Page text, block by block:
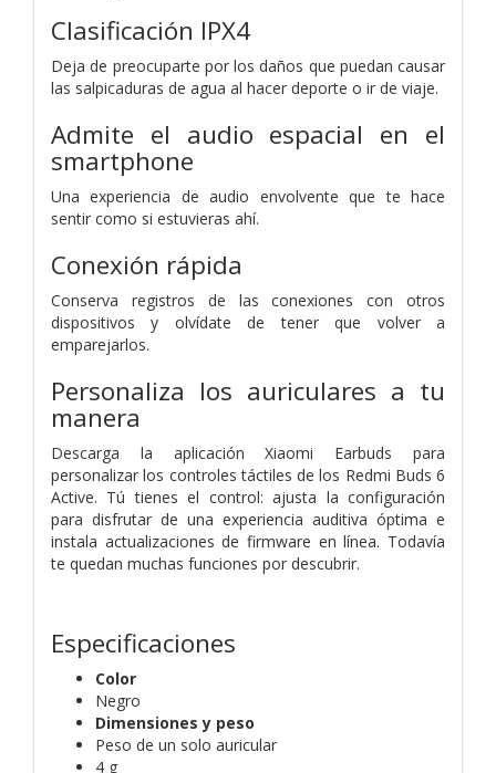
Clasificación IPX4
Deja de preocuparte por los daños que puedan causar
las salpicaduras de agua al hacer deporte o ir de viaje.
Admite el audio espacial en el
smartphone
Una experiencia de audio envolvente que te hace
sentir como si estuvieras ahí.
Conexión rápida
Conserva registros de las conexiones con otros
dispositivos y olvídate de tener que volver a
emparejarlos.
Personaliza los auriculares a tu
manera
Descarga la aplicación Xiaomi Earbuds para
personalizar los controles táctiles de los Redmi Buds 6
Active. Tú tienes el control: ajusta la configuración
para disfrutar de una experiencia auditiva óptima e
instala actualizaciones de firmware en línea. Todavía
te quedan muchas funciones por descubrir.
Especificaciones
Color
Negro
Dimensiones y peso
Peso de un solo auricular
4 g